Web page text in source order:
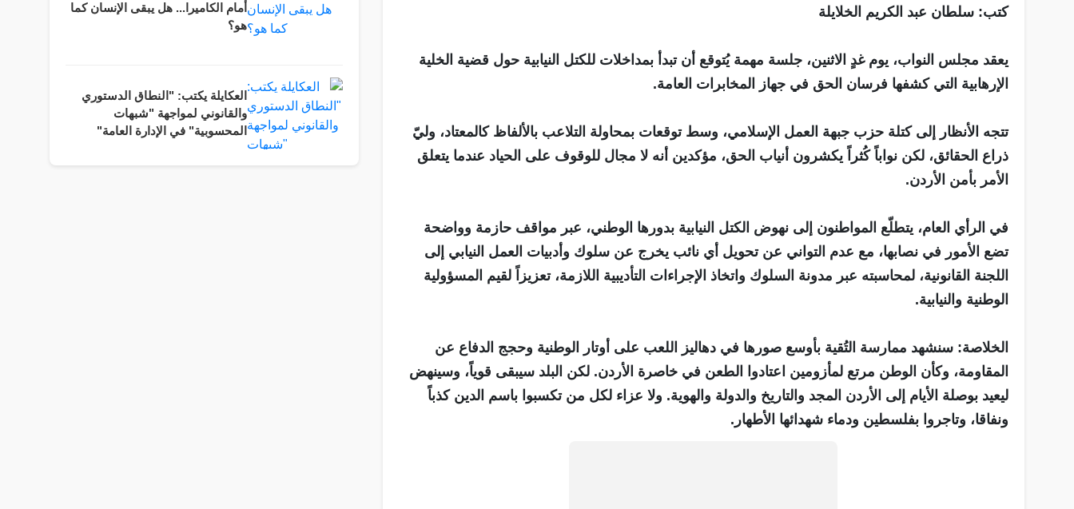
كتب: سلطان عبد الكريم الخلايلة
يعقد مجلس النواب، يوم غدٍ الاثنين، جلسة مهمة يُتوقع أن تبدأ بمداخلات للكتل النيابية حول قضية الخلية
الإرهابية التي كشفها فرسان الحق في جهاز المخابرات العامة.
تتجه الأنظار إلى كتلة حزب جبهة العمل الإسلامي، وسط توقعات بمحاولة التلاعب بالألفاظ كالمعتاد، وليّ
ذراع الحقائق، لكن نواباً كُثراً يكشرون أنياب الحق، مؤكدين أنه لا مجال للوقوف على الحياد عندما يتعلق
الأمر بأمن الأردن.
في الرأي العام، يتطلّع المواطنون إلى نهوض الكتل النيابية بدورها الوطني، عبر مواقف حازمة وواضحة
تضع الأمور في نصابها، مع عدم التواني عن تحويل أي نائب يخرج عن سلوك وأدبيات العمل النيابي إلى
اللجنة القانونية، لمحاسبته عبر مدونة السلوك واتخاذ الإجراءات التأديبية اللازمة، تعزيزاً لقيم المسؤولية
الوطنية والنيابية.
الخلاصة: سنشهد ممارسة التُقية بأوسع صورها في دهاليز اللعب على أوتار الوطنية وحجج الدفاع عن
المقاومة، وكأن الوطن مرتع لمأزومين اعتادوا الطعن في خاصرة الأردن. لكن البلد سيبقى قوياً، وسينهض
ليعيد بوصلة الأيام إلى الأردن المجد والتاريخ والدولة والهوية. ولا عزاء لكل من تكسبوا باسم الدين كذباً
ونفاقا، وتاجروا بفلسطين ودماء شهدائها الأطهار.
أمام الكاميرا... هل يبقى الإنسان كما
هو؟
العكايلة يكتب: "النطاق الدستوري
والقانوني لمواجهة "شبهات
المحسوبية" في الإدارة العامة"